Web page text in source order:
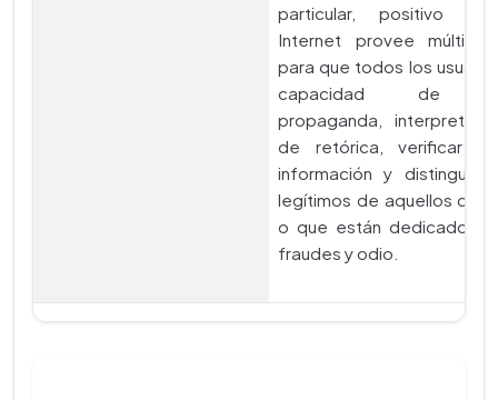
particular, positivo o
Internet provee
para que todos los
capacidad de
propaganda, interpretar
de retórica, verificar
información y distinguir
legítimos de aquellos que
o que están dedicados
fraudes y odio.